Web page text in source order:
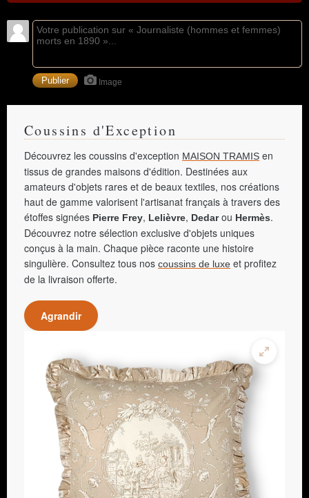
Image
Coussins d'Exception
Découvrez les coussins d'exception MAISON TRAMIS en
tissus de grandes maisons d'édition. Destinées aux
amateurs d'objets rares et de beaux textiles, nos créations
haut de gamme valorisent l'artisanat français à travers des
étoffes signées Pierre Frey, Lelièvre, Dedarou Hermès.
Découvrez notre sélection exclusive d'objets uniques
conçus à la main. Chaque pièce raconte une histoire
singulière. Consultez tous nos coussins de luxe et profitez
de la livraison offerte.
Agrandir